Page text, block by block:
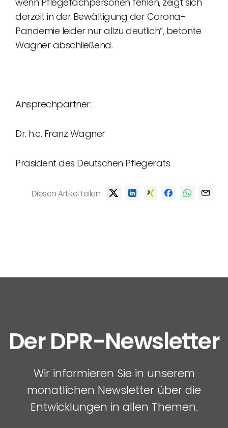
derzeit in der Bewältigung der Corona-
Pandemie leider nur allzu deutlich“, betonte
Wagner abschließend.
Ansprechpartner:
Dr. h.c. Franz Wagner
Präsident des Deutschen Pflegerats
Diesen Artikel teilen:
Der DPR-Newsletter
Wir informieren Sie in unserem
monatlichen Newsletter über die
Entwicklungen in allen Themen.